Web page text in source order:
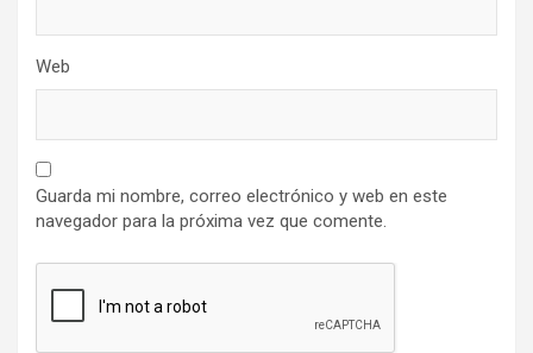
Web
Guarda mi nombre, correo electrónico y web en este
navegador para la próxima vez que comente.